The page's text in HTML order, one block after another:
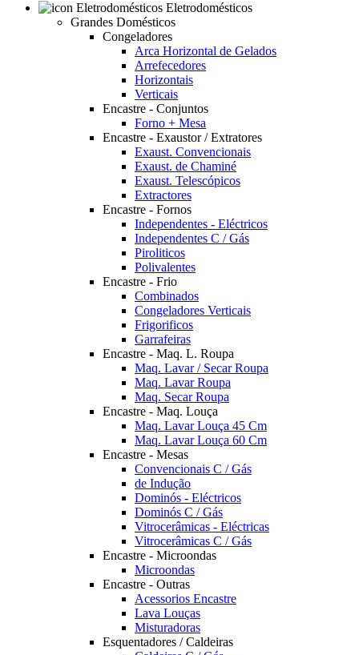
Eletrodomésticos
Grandes Domésticos
Congeladores
Arca Horizontal de Gelados
Arrefecedores
Horizontais
Verticais
Encastre - Conjuntos
Forno + Mesa
Encastre - Exaustor / Extratores
Exaust. Convencionais
Exaust. de Chaminé
Exaust. Telescópicos
Extractores
Encastre - Fornos
Independentes - Eléctricos
Independentes C / Gás
Piroliticos
Polivalentes
Encastre - Frio
Combinados
Congeladores Verticais
Frigorificos
Garrafeiras
Encastre - Maq. L. Roupa
Maq. Lavar / Secar Roupa
Maq. Lavar Roupa
Maq. Secar Roupa
Encastre - Maq. Louça
Maq. Lavar Louça 45 Cm
Maq. Lavar Louça 60 Cm
Encastre - Mesas
Convencionais C / Gás
de Indução
Dominós - Eléctricos
Dominós C / Gás
Vitrocerâmicas - Eléctricas
Vitrocerâmicas C / Gás
Encastre - Microondas
Microondas
Encastre - Outras
Acessorios Encastre
Lava Louças
Misturadoras
Esquentadores / Caldeiras